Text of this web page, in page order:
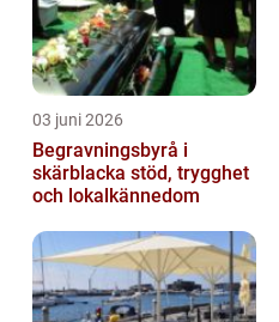
03 juni 2026
Begravningsbyrå i
skärblacka stöd, trygghet
och lokalkännedom